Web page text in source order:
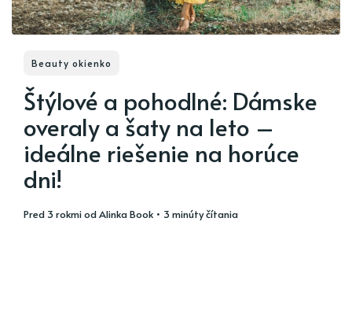
Beauty okienko
Štýlové a pohodlné: Dámske
overaly a šaty na leto –
ideálne riešenie na horúce
dni!
pred 3 rokmiodAlinka Book • 3 minúty čítania